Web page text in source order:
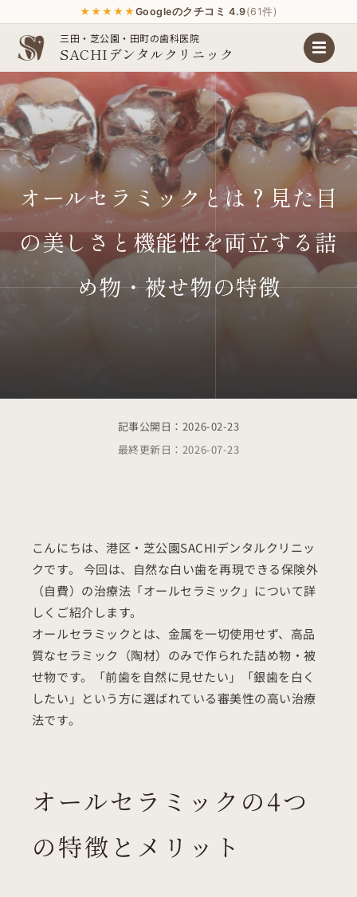
★★★★★Googleのクチコミ 4.9(61件)
Skip
content
三田・芝公園・田町の歯科医院
SACHIデンタルクリニック
オールセラミックとは？見た目
の美しさと機能性を両立する詰
め物・被せ物の特徴
記事公開日： 2026-02-23
最終更新日： 2026-07-23
こんにちは、港区・芝公園SACHIデンタルクリニッ
クです。 今回は、自然な白い歯を再現できる保険外
（自費）の治療法「オールセラミック」について詳
しくご紹介します。
オールセラミックとは、金属を一切使用せず、高品
質なセラミック（陶材）のみで作られた詰め物・被
せ物です。「前歯を自然に見せたい」「銀歯を白く
したい」という方に選ばれている審美性の高い治療
法です。
オールセラミックの4つ
の特徴とメリット